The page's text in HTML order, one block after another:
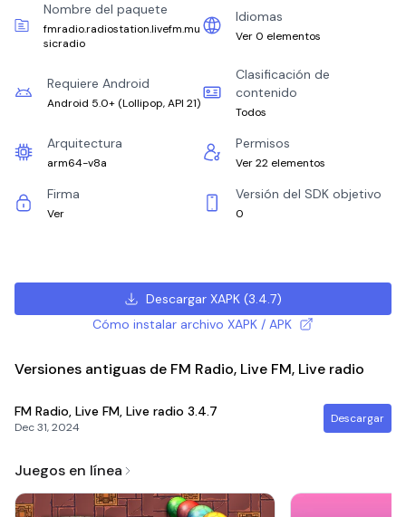
Nombre del paquete
fmradio.radiostation.livefm.mu
sicradio
Idiomas
Ver 0 elementos
Requiere Android
Android 5.0+ (Lollipop, API 21)
Clasificación de
contenido
Todos
Arquitectura
arm64-v8a
Permisos
Ver 22 elementos
Firma
Ver
Versión del SDK objetivo
0
Descargar XAPK(3.4.7)
Cómo instalar archivo XAPK / APK
Versiones antiguas de FM Radio, Live FM, Live radio
FM Radio, Live FM, Live radio 3.4.7
Dec 31, 2024
Descargar
Juegos en línea